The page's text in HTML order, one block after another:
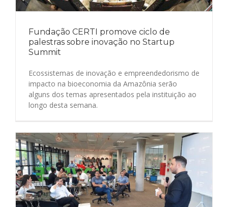
Fundação CERTI promove ciclo de
palestras sobre inovação no Startup
Summit
Ecossistemas de inovação e empreendedorismo de
impacto na bioeconomia da Amazônia serão
alguns dos temas apresentados pela instituição ao
longo desta semana.